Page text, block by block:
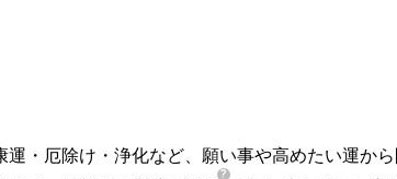
・厄除け・浄化など、願い事や高めたい運か